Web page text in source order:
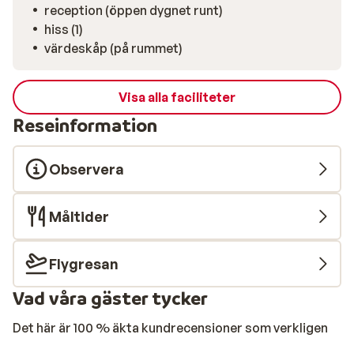
reception (öppen dygnet runt)
hiss (1)
värdeskåp (på rummet)
Visa alla faciliteter
Reseinformation
Observera
Måltider
Flygresan
Vad våra gäster tycker
Det här är 100 % äkta kundrecensioner som verkligen